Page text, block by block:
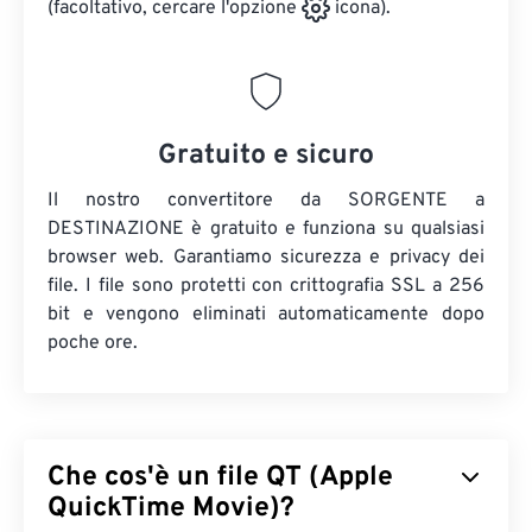
(facoltativo, cercare l'opzione icona).
Gratuito e sicuro
Il nostro convertitore da SORGENTE a
DESTINAZIONE è gratuito e funziona su qualsiasi
browser web. Garantiamo sicurezza e privacy dei
file. I file sono protetti con crittografia SSL a 256
bit e vengono eliminati automaticamente dopo
poche ore.
Che cos'è un file QT (Apple
QuickTime Movie)?